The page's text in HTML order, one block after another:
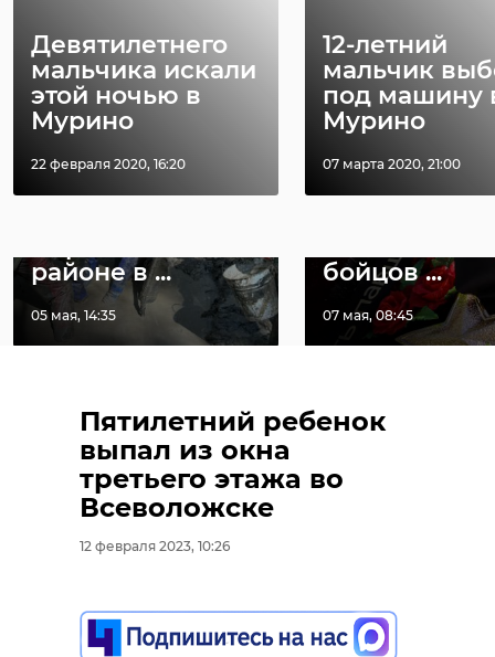
Девятилетнего
мальчика искали
этой ночью в
Мурино
22 февраля 2020, 16:20
12-летний
мальчик
под машину
Мурино
07 марта 2020, 21:00
Пятилетний ребенок
выпал из окна
третьего этажа во
Всеволожске
12 февраля 2023, 10:26
РЕКОМЕНДУЕМ
Поисковики
нашли номер
районе в ...
05 мая, 14:35
В
районе
бойцов ...
07 мая, 08:45